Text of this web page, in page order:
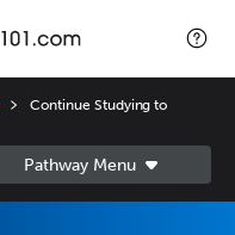
Continue Studying to